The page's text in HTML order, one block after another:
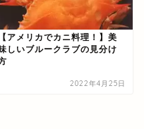
【アメリカでカニ料理！】美
しいブルークラブの見分け
2022年4月25日